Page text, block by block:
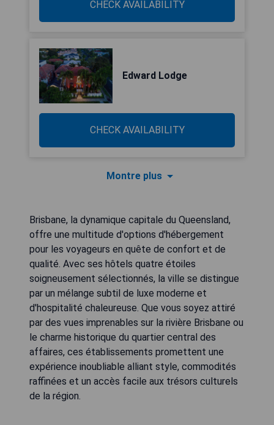
CHECK AVAILABILITY
Edward Lodge
CHECK AVAILABILITY
Montre plus
Brisbane, la dynamique capitale du Queensland,
offre une multitude d'options d'hébergement
pour les voyageurs en quête de confort et de
qualité. Avec ses hôtels quatre étoiles
soigneusement sélectionnés, la ville se distingue
par un mélange subtil de luxe moderne et
d'hospitalité chaleureuse. Que vous soyez attiré
par des vues imprenables sur la rivière Brisbane ou
le charme historique du quartier central des
affaires, ces établissements promettent une
expérience inoubliable alliant style, commodités
raffinées et un accès facile aux trésors culturels
de la région.